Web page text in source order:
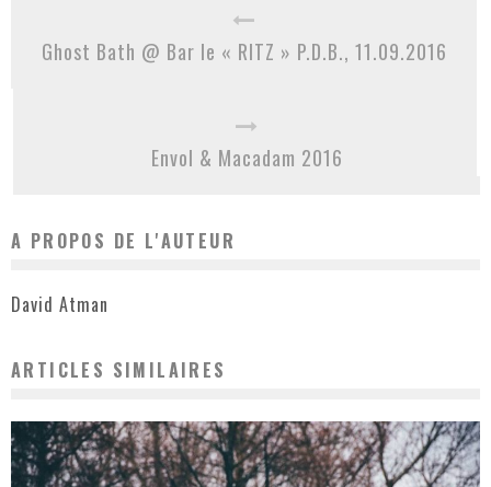
Ghost Bath @ Bar le « RITZ » P.D.B., 11.09.2016
Envol & Macadam 2016
A PROPOS DE L'AUTEUR
David Atman
ARTICLES SIMILAIRES